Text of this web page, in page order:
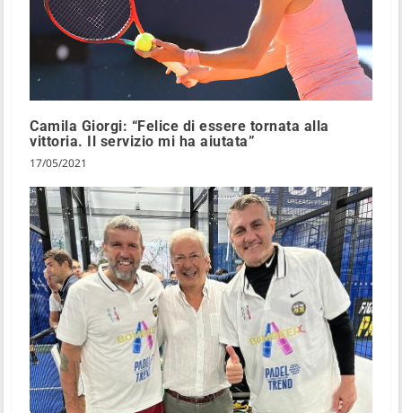
Camila Giorgi: “Felice di essere tornata alla
vittoria. Il servizio mi ha aiutata”
17/05/2021